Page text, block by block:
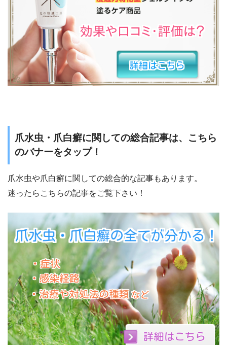
爪水虫・爪白癬に関しての総合記事は、こちら
のバナーをタップ！
爪水虫や爪白癬に関しての総合的な記事もあります。
迷ったらこちらの記事をご覧下さい！